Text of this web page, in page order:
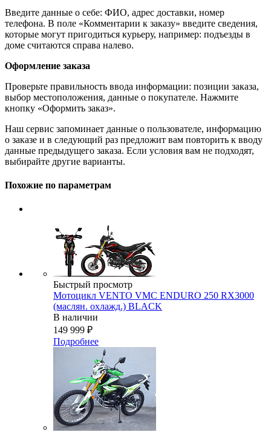
Введите данные о себе: ФИО, адрес доставки, номер
телефона. В поле «Комментарии к заказу» введите сведения,
которые могут пригодиться курьеру, например: подъезды в
доме считаются справа налево.
Оформление заказа
Проверьте правильность ввода информации: позиции заказа,
выбор местоположения, данные о покупателе. Нажмите
кнопку «Оформить заказ».
Наш сервис запоминает данные о пользователе, информацию
о заказе и в следующий раз предложит вам повторить к вводу
данные предыдущего заказа. Если условия вам не подходят,
выбирайте другие варианты.
Похожие по параметрам
Быстрый просмотр
Мотоцикл VENTO VMC ENDURO 250 RX3000
(маслян. охлажд.) BLACK
В наличии
149 999 ₽
Подробнее